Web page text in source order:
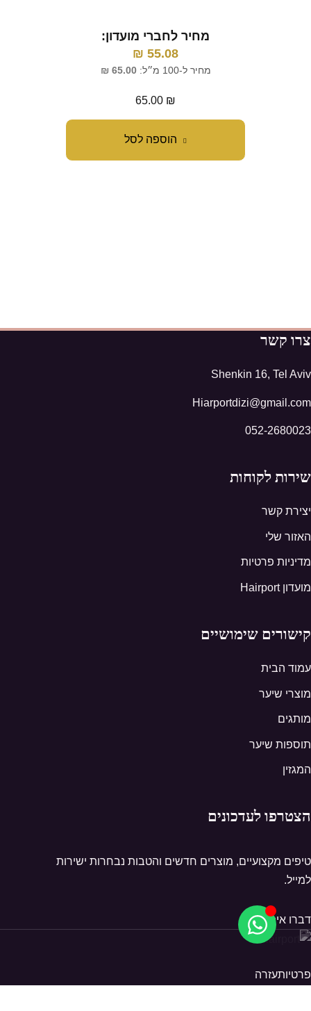
הוספה לסל
מחיר לחברי מועדון:
55.08
₪
מחיר ל-100 מ״ל: 65.00
₪
65.00 ₪
צרו קשר
Shenkin 16, Tel Aviv
Hiarportdizi@gmail.com
052-2680023
שירות לקוחות
יצירת קשר
האזור שלי
מדיניות פרטיות
מועדון Hairport
קישורים שימושיים
עמוד הבית
מוצרי שיער
מותגים
תוספות שיער
המגזין
הצטרפו לעדכונים
טיפים מקצועיים, מוצרים חדשים והטבות נבחרות ישירות
למייל.
דברו איתנו
פרטיותעזרה